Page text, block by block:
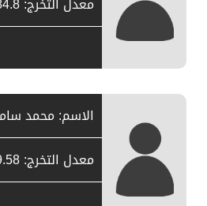
الاسم: محمد
معدل التخرج: 69.58